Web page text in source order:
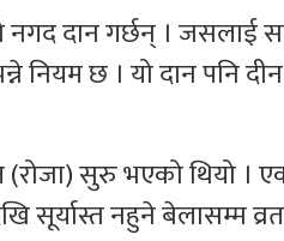
नगद दान गर्छन् । जसलाई
नियम छ । यो दान पनि
सुरु भएको थियो । एक
सूर्यास्त नहुने बेलासम्म